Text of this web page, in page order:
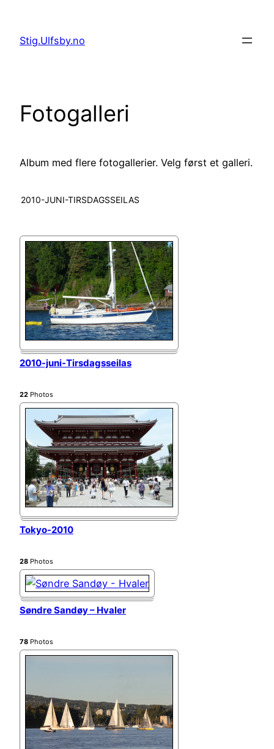
innhold
Stig.Ulfsby.no
Fotogalleri
Album med flere fotogallerier. Velg først et galleri.
2010-JUNI-TIRSDAGSSEILAS
2010-juni-Tirsdagsseilas
22 Photos
Tokyo-2010
28 Photos
Søndre Sandøy – Hvaler
78 Photos